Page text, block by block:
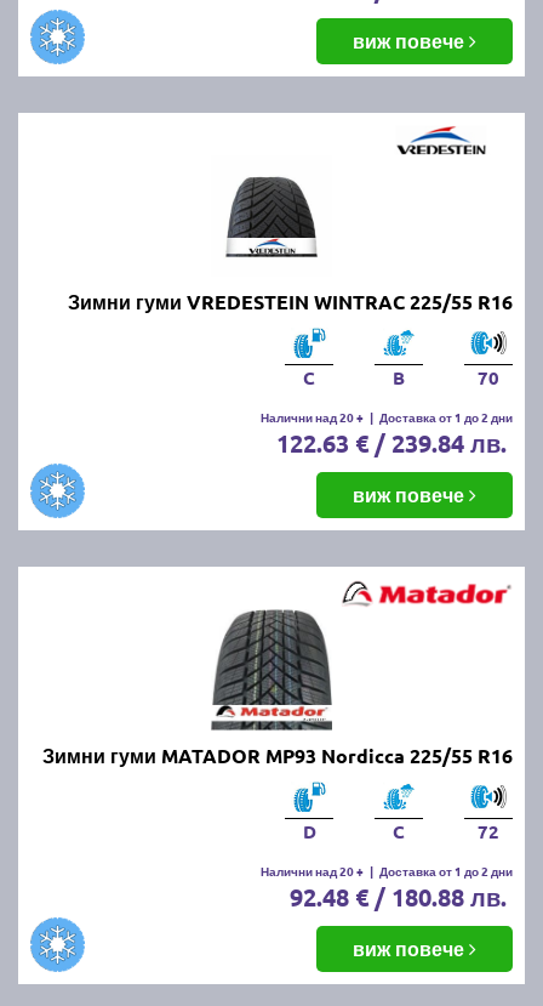
виж повече
Зимни гуми VREDESTEIN WINTRAC 225/55 R16
C B 70
Налични над 20 + | Доставка от 1 до 2 дни
122.63 € / 239.84 лв.
виж повече
Зимни гуми MATADOR MP93 Nordicca 225/55 R16
D C 72
Налични над 20 + | Доставка от 1 до 2 дни
92.48 € / 180.88 лв.
виж повече